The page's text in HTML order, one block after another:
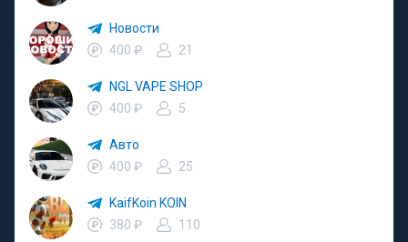
Новости
400 ₽
21
NGL VAPE SHOP
400 ₽
5
Авто
400 ₽
25
KaifKoin KOIN
380 ₽
110